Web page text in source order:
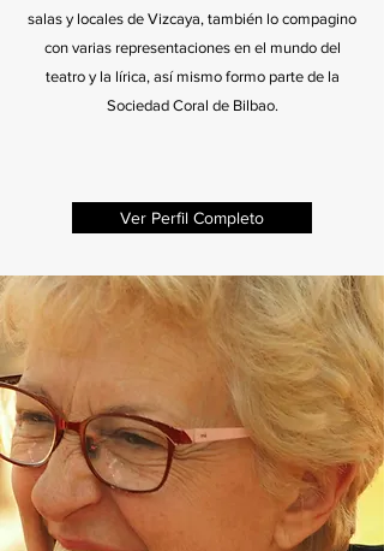
salas y locales de Vizcaya, también lo compagino
con varias representaciones en el mundo del
teatro y la lírica, así mismo formo parte de la
Sociedad Coral de Bilbao.
Ver Perfil Completo